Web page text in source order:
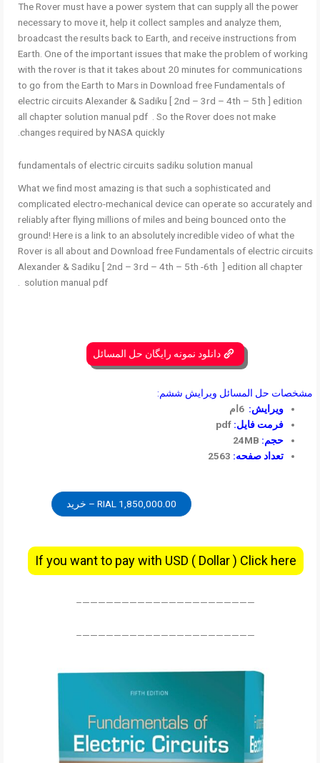
The Rover must have a power system that can supply all the power
necessary to move it, help it collect samples and analyze them,
broadcast the results back to Earth, and receive instructions from
Earth. One of the important issues that make the problem of working
with the rover is that it takes about 20 minutes for communications
to go from the Earth to Mars in Download free Fundamentals of
electric circuits Alexander & Sadiku [ 2nd – 3rd – 4th – 5th ] edition
all chapter solution manual pdf . So the Rover does not make
changes required by NASA quickly.
fundamentals of electric circuits sadiku solution manual
What we ﬁnd most amazing is that such a sophisticated and
complicated electro-mechanical device can operate so accurately and
reliably after ﬂying millions of miles and being bounced onto the
ground! Here is a link to an absolutely incredible video of what the
Rover is all about and Download free Fundamentals of electric circuits
Alexander & Sadiku [ 2nd – 3rd – 4th – 5th -6th ] edition all chapter
solution manual pdf .
دانلود نمونه رایگان حل المسائل
مشخصات حل المسائل ویرایش ششم:
ویرایش: 6ام
فرمت فایل: pdf
حجم:
تعداد صفحه:
1,850,000.00 RIAL – خرید
If you want to pay with USD ( Dollar ) Click here
——————————————————————–
——————————————————————–